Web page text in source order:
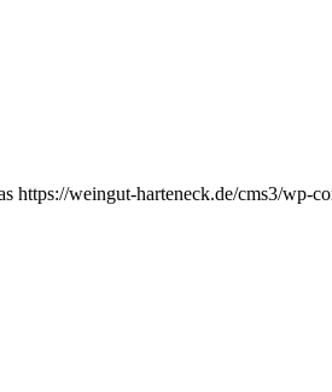
https://weingut-harteneck.de/cms3/wp-